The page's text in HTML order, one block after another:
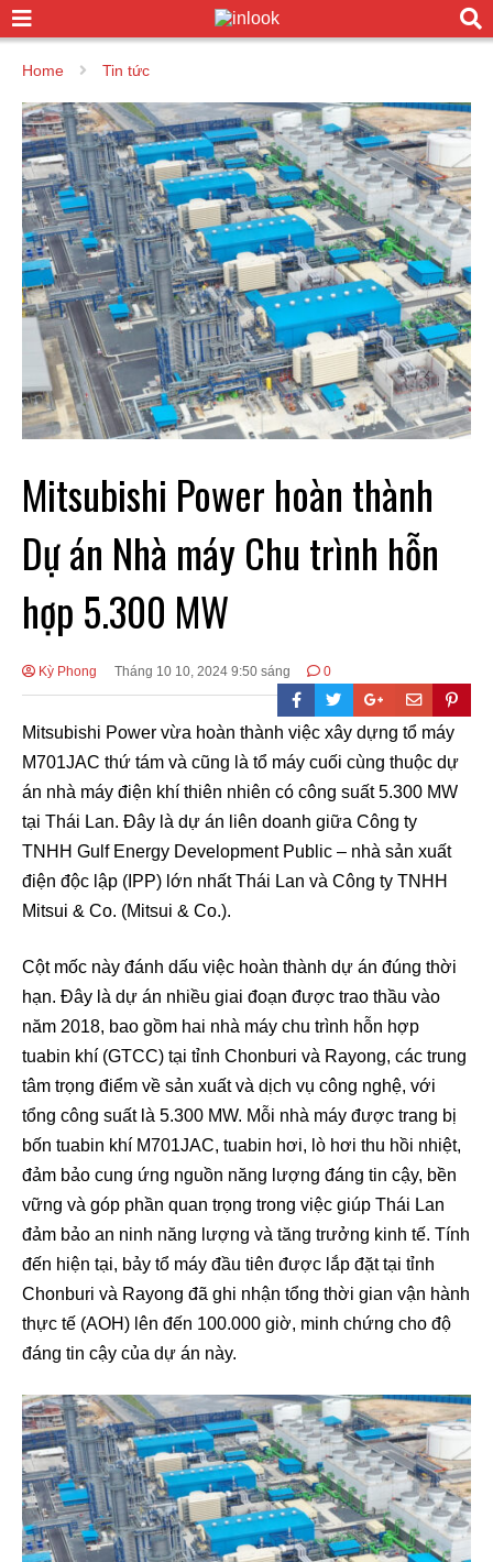
Home Tin tức
Mitsubishi Power hoàn thành
Dự án Nhà máy Chu trình hỗn
hợp 5.300 MW
Kỳ Phong Tháng 10 10, 2024 9:50 sáng 0
Mitsubishi Power vừa hoàn thành việc xây dựng tổ máy
M701JAC thứ tám và cũng là tổ máy cuối cùng thuộc dự
án nhà máy điện khí thiên nhiên có công suất 5.300 MW
tại Thái Lan. Đây là dự án liên doanh giữa Công ty
TNHH Gulf Energy Development Public – nhà sản xuất
điện độc lập (IPP) lớn nhất Thái Lan và Công ty TNHH
Mitsui & Co. (Mitsui & Co.).
Cột mốc này đánh dấu việc hoàn thành dự án đúng thời
hạn. Đây là dự án nhiều giai đoạn được trao thầu vào
năm 2018, bao gồm hai nhà máy chu trình hỗn hợp
tuabin khí (GTCC) tại tỉnh Chonburi và Rayong, các trung
tâm trọng điểm về sản xuất và dịch vụ công nghệ, với
tổng công suất là 5.300 MW. Mỗi nhà máy được trang bị
bốn tuabin khí M701JAC, tuabin hơi, lò hơi thu hồi nhiệt,
đảm bảo cung ứng nguồn năng lượng đáng tin cậy, bền
vững và góp phần quan trọng trong việc giúp Thái Lan
đảm bảo an ninh năng lượng và tăng trưởng kinh tế. Tính
đến hiện tại, bảy tổ máy đầu tiên được lắp đặt tại tỉnh
Chonburi và Rayong đã ghi nhận tổng thời gian vận hành
thực tế (AOH) lên đến 100.000 giờ, minh chứng cho độ
đáng tin cậy của dự án này.